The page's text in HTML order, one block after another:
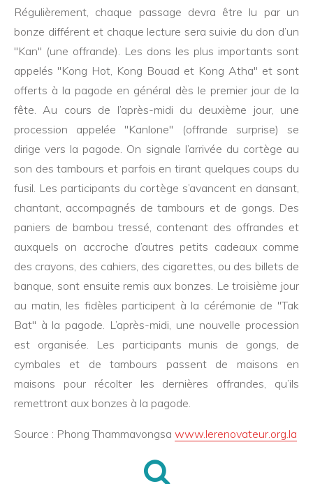
Régulièrement, chaque passage devra être lu par un
bonze différent et chaque lecture sera suivie du don d’un
"Kan" (une offrande). Les dons les plus importants sont
appelés "Kong Hot, Kong Bouad et Kong Atha" et sont
offerts à la pagode en général dès le premier jour de la
fête. Au cours de l’après-midi du deuxième jour, une
procession appelée "Kanlone" (offrande surprise) se
dirige vers la pagode. On signale l’arrivée du cortège au
son des tambours et parfois en tirant quelques coups du
fusil. Les participants du cortège s’avancent en dansant,
chantant, accompagnés de tambours et de gongs. Des
paniers de bambou tressé, contenant des offrandes et
auxquels on accroche d’autres petits cadeaux comme
des crayons, des cahiers, des cigarettes, ou des billets de
banque, sont ensuite remis aux bonzes. Le troisième jour
au matin, les fidèles participent à la cérémonie de "Tak
Bat" à la pagode. L’après-midi, une nouvelle procession
est organisée. Les participants munis de gongs, de
cymbales et de tambours passent de maisons en
maisons pour récolter les dernières offrandes, qu’ils
remettront aux bonzes à la pagode.
Source : Phong Thammavongsa www.lerenovateur.org.la